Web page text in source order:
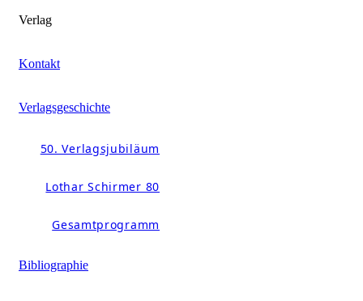
Verlag
Kontakt
Verlagsgeschichte
50. Verlagsjubiläum
Lothar Schirmer 80
Gesamtprogramm
Bibliographie